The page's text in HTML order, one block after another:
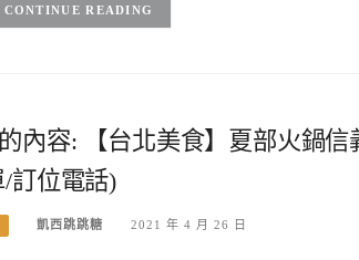
CONTINUE READING
內容: 【台北美食】夏部火鍋
訂位電話)
凱西跳跳糖 2021 年 4 月 26 日